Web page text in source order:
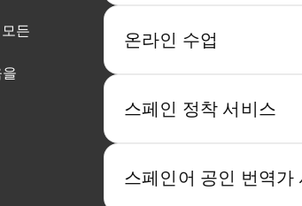
든
온라인 수업
스페인 정착 서비스
스페인어 공인 번역가